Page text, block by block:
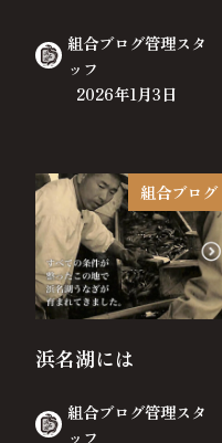
組合ブログ管理スタ
ッフ
2026年1月3日
組合ブログ
浜名湖には
組合ブログ管理スタ
ッフ